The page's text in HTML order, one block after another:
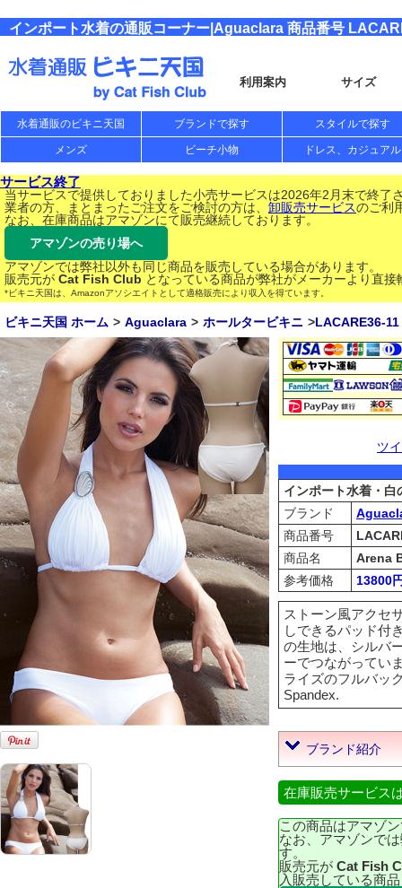
インポート水着の通販コーナー|Aguaclara 商品番号
利用案内 サイズ
水着通販のビキニ天国 ブランドで探す スタイルで探す
メンズ ビーチ小物 ドレス、カジュアル
サービス終了
当サービスで提供しておりました小売サービスは2026年2月末で終了
業者の方、まとまったご注文をご検討の方は、 卸販売サービスのご利
なお、在庫商品はアマゾンにて販売継続しております。
アマゾンの売り場へ
アマゾンでは弊社以外も同じ商品を販売している場合があります。
販売元が Cat Fish Club となっている商品が弊社がメーカーより直
*ビキニ天国は、Amazonアソシエイトとして適格販売により収入を得ています。
ビキニ天国 ホーム Aguaclara ホールタービキニ LACARE36-11
ツ
インポート水着・白
ブランド
商品番号
商品名
Arena
参考価格
13800
ストーン風アクセ
しできるパッド付
の生地は、シルバ
ーでつながってい
ライズのフルバッ
Spandex.
ブランド紹介
在庫販売サービス
この商品はアマゾ
なお、アマゾンで
す。
販売元が Cat Fish
入販売している商